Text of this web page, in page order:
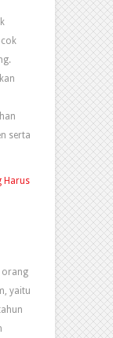
serta
Harus
orang
yaitu